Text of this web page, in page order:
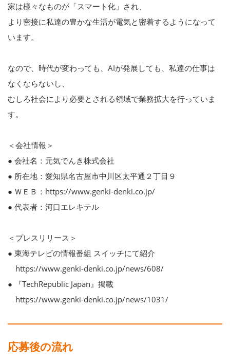
家は様々なものが「スマート化」され、
より密接に私達の豊かな生活が電気と密着するようになって
います。
なので、時代が変わっても、AIが発展しても、私達の仕事は
なくならないし、
むしろ社会により必要とされる領域で業務拡大を行っていま
す。
＜会社情報＞
● 会社名：元気でんき株式会社
● 所在地：愛知県名古屋市中川区太平通２丁目９
● ＷＥＢ：https://www.genki-denki.co.jp/
● 代表者：河口エレキテル
＜プレスリリース＞
● 東海テレビの情報番組 スイッチにて紹介
https://www.genki-denki.co.jp/news/608/
● 『TechRepublic Japan』掲載
https://www.genki-denki.co.jp/news/1031/
応募後の流れ